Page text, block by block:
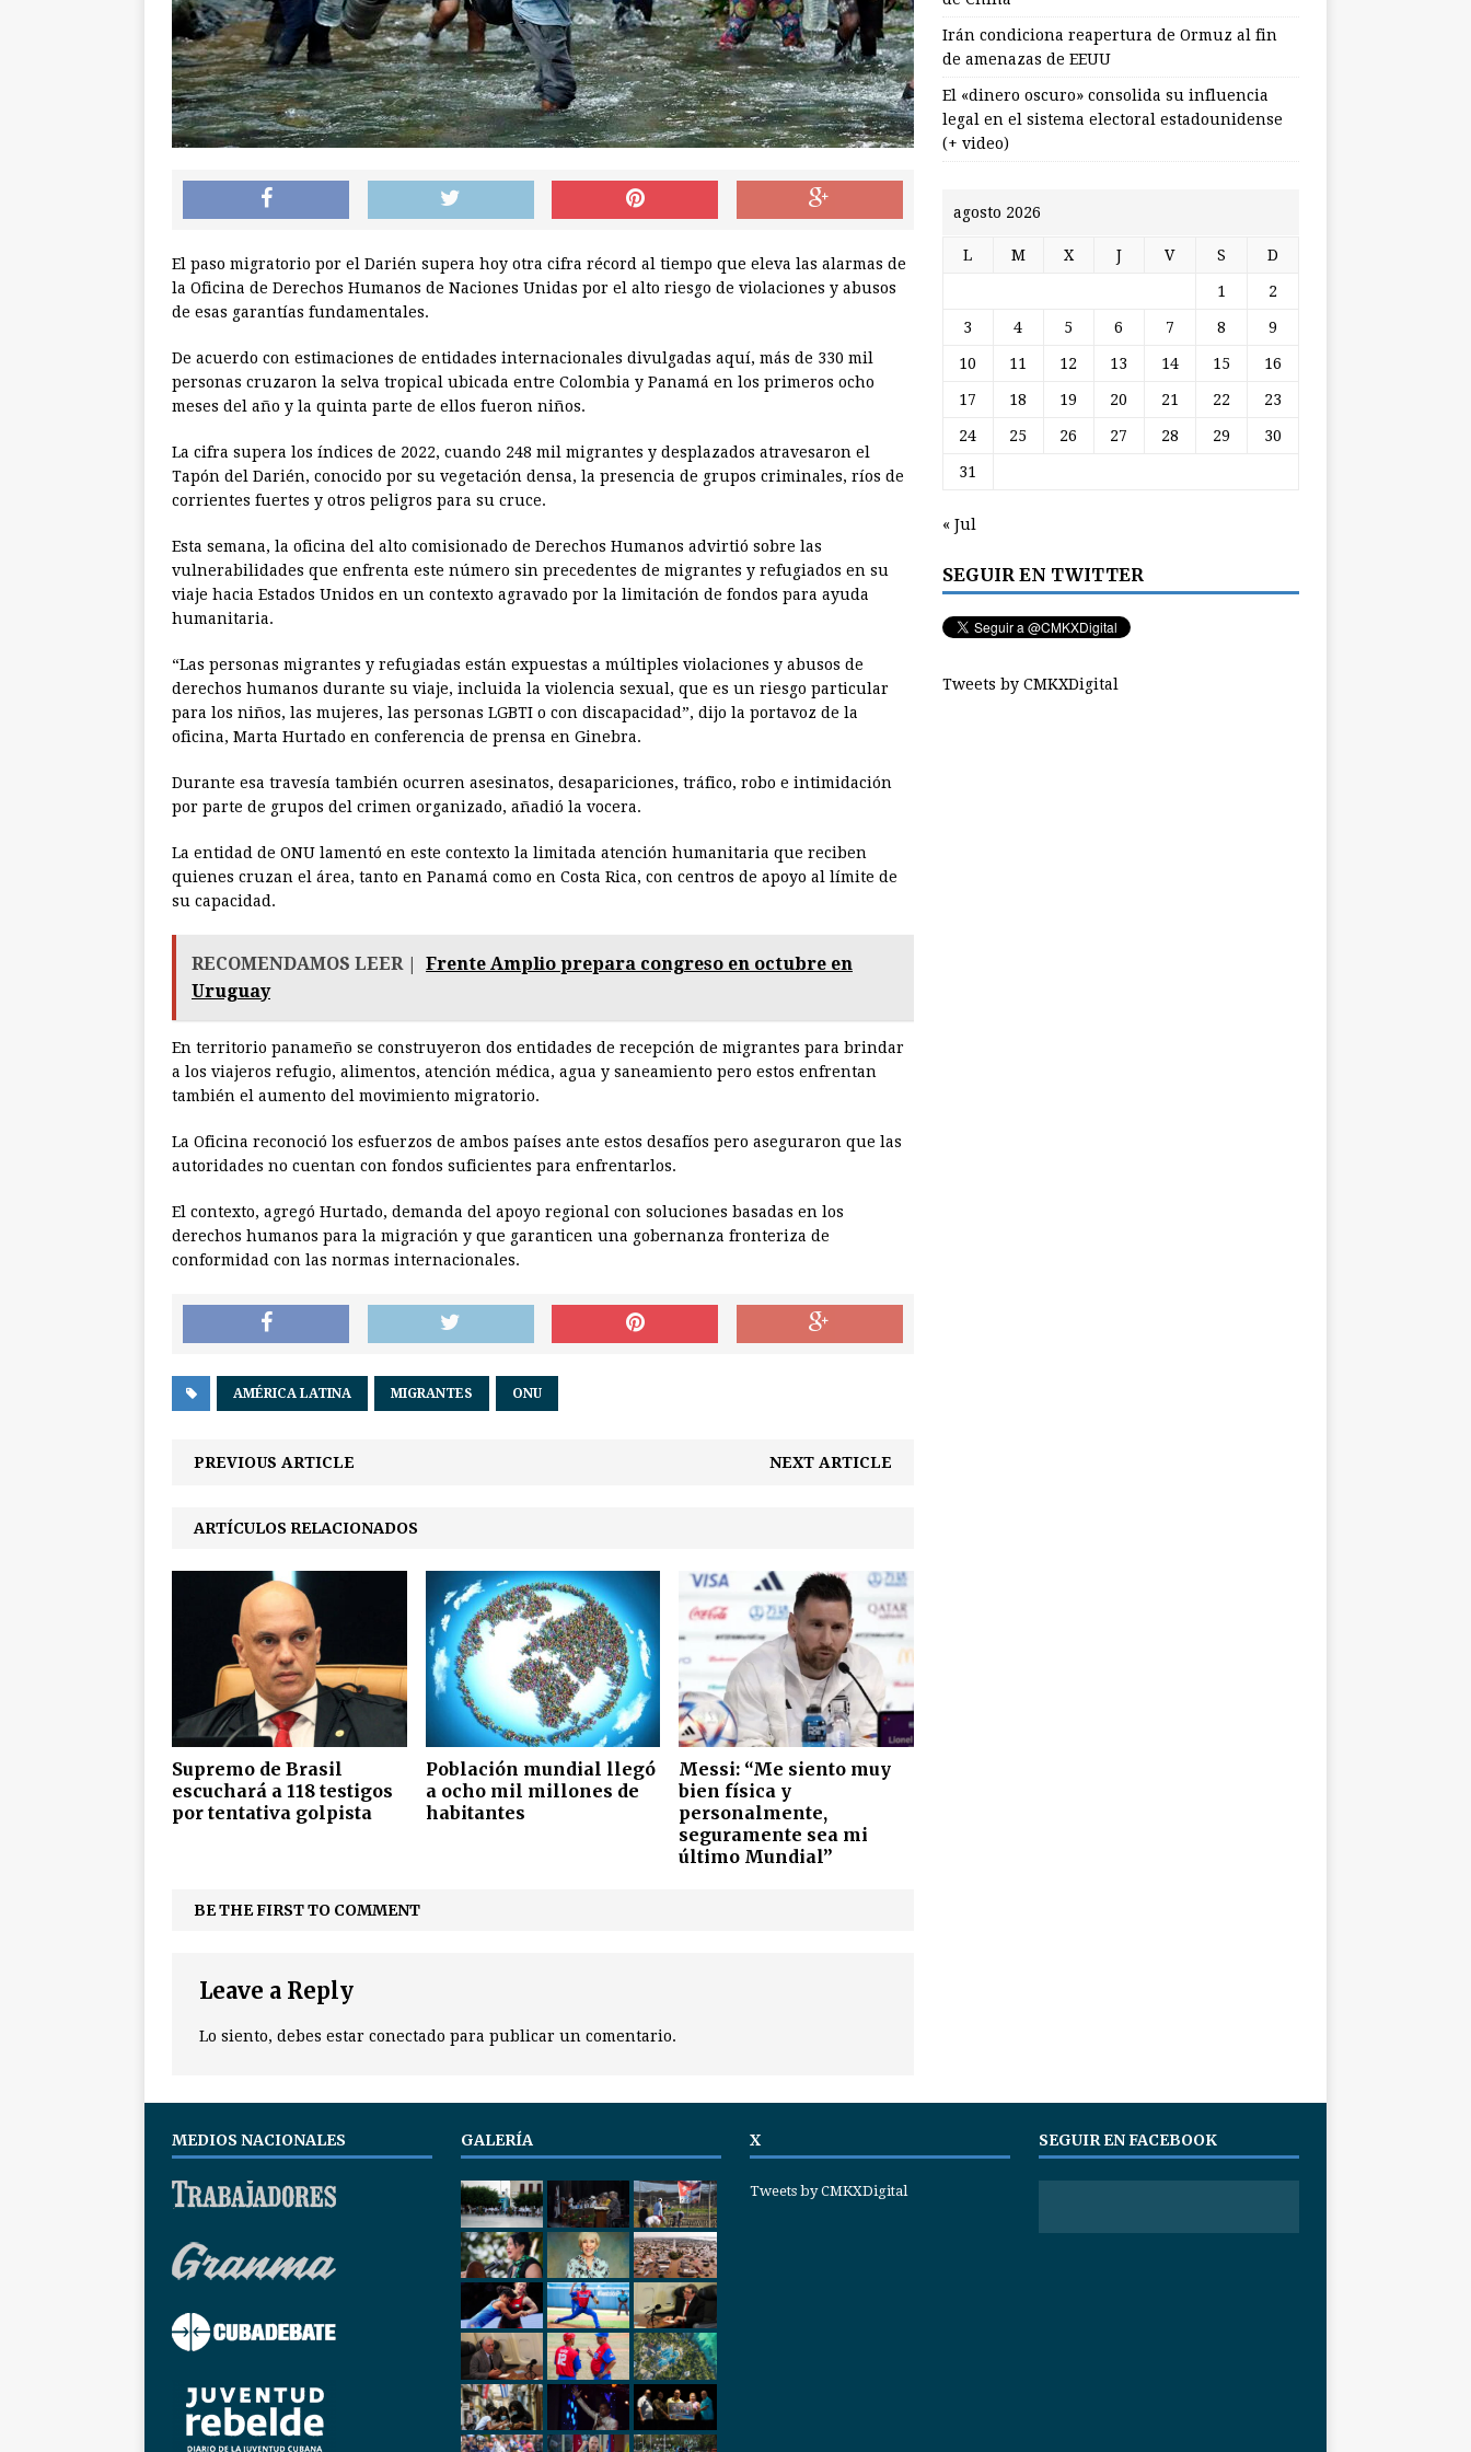
El paso migratorio por el Darién supera hoy otra cifra récord al tiempo que eleva las alarmas de
la Oficina de Derechos Humanos de Naciones Unidas por el alto riesgo de violaciones y abusos
de esas garantías fundamentales.
De acuerdo con estimaciones de entidades internacionales divulgadas aquí, más de 330 mil
personas cruzaron la selva tropical ubicada entre Colombia y Panamá en los primeros ocho
meses del año y la quinta parte de ellos fueron niños.
La cifra supera los índices de 2022, cuando 248 mil migrantes y desplazados atravesaron el
Tapón del Darién, conocido por su vegetación densa, la presencia de grupos criminales, ríos de
corrientes fuertes y otros peligros para su cruce.
Esta semana, la oficina del alto comisionado de Derechos Humanos advirtió sobre las
vulnerabilidades que enfrenta este número sin precedentes de migrantes y refugiados en su
viaje hacia Estados Unidos en un contexto agravado por la limitación de fondos para ayuda
humanitaria.
“Las personas migrantes y refugiadas están expuestas a múltiples violaciones y abusos de
derechos humanos durante su viaje, incluida la violencia sexual, que es un riesgo particular
para los niños, las mujeres, las personas LGBTI o con discapacidad”, dijo la portavoz de la
oficina, Marta Hurtado en conferencia de prensa en Ginebra.
Durante esa travesía también ocurren asesinatos, desapariciones, tráfico, robo e intimidación
por parte de grupos del crimen organizado, añadió la vocera.
La entidad de ONU lamentó en este contexto la limitada atención humanitaria que reciben
quienes cruzan el área, tanto en Panamá como en Costa Rica, con centros de apoyo al límite de
su capacidad.
RECOMENDAMOS LEER |
Frente Amplio prepara congreso en octubre en
Uruguay
En territorio panameño se construyeron dos entidades de recepción de migrantes para brindar
a los viajeros refugio, alimentos, atención médica, agua y saneamiento pero estos enfrentan
también el aumento del movimiento migratorio.
La Oficina reconoció los esfuerzos de ambos países ante estos desafíos pero aseguraron que las
autoridades no cuentan con fondos suficientes para enfrentarlos.
El contexto, agregó Hurtado, demanda del apoyo regional con soluciones basadas en los
derechos humanos para la migración y que garanticen una gobernanza fronteriza de
conformidad con las normas internacionales.
AMÉRICA LATINA MIGRANTES ONU
PREVIOUS ARTICLE NEXT ARTICLE
ARTÍCULOS RELACIONADOS
Supremo de Brasil
escuchará a 118 testigos
por tentativa golpista
Población mundial llegó
a ocho mil millones de
habitantes
Messi: “Me siento muy
bien física y
personalmente,
seguramente sea mi
último Mundial”
BE THE FIRST TO COMMENT
Leave a Reply
Lo siento, debes estar conectado para publicar un comentario.
Irán condiciona reapertura de Ormuz al fin
de amenazas de EEUU
El «dinero oscuro» consolida su influencia
legal en el sistema electoral estadounidense
(+ video)
agosto 2026
L M X J V S D
1 2
3 4 5 6 7 8 9
10 11 12 13 14 15 16
17 18 19 20 21 22 23
24 25 26 27 28 29 30
31
« Jul
SEGUIR EN TWITTER
Tweets by CMKXDigital
MEDIOS NACIONALES GALERÍA X
Tweets by CMKXDigital
SEGUIR EN FACEBOOK